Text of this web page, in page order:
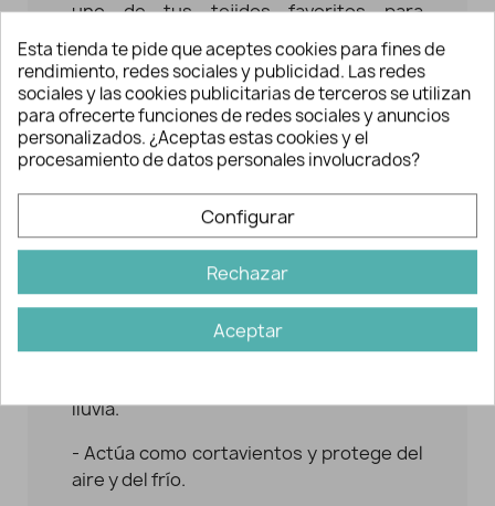
uno de tus tejidos favoritos para
otoño/invierno.
Características del softshell
- Este tejido es 100% poliéster con
Certificado Oeko-Tex® Standard 100,
agradable al tacto, con interior suave y
esponjoso.
- Es un tejido que no se arruga con
- Es de doble ancho, unos 150 cm.
aproximadamente.
lluvia.
- Actúa como cortavientos y protege del
aire y del frío.
Esta tienda te pide que aceptes cookies para fines de
rendimiento, redes sociales y publicidad. Las redes
sociales y las cookies publicitarias de terceros se utilizan
para ofrecerte funciones de redes sociales y anuncios
personalizados. ¿Aceptas estas cookies y el
procesamiento de datos personales involucrados?
Configurar
Rechazar
Aceptar